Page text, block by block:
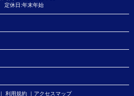
定休日:年末年始
｜ 利用規約｜ アクセスマップ